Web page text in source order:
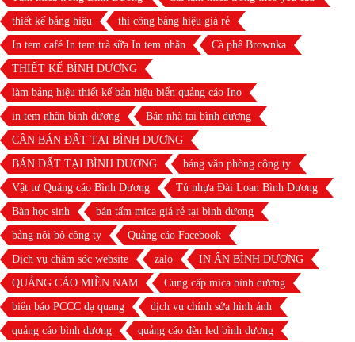
thiết kế bảng hiệu
thi công bảng hiệu giá rẻ
In tem café In tem trà sữa In tem nhãn
Cà phê Brownka
THIẾT KẾ BÌNH DƯƠNG
làm bảng hiệu thiết kế bản hiệu biển quảng cáo Ino
in tem nhãn bình dương
Bán nhà tại bình dương
CẦN BÁN ĐẤT TẠI BÌNH DƯƠNG
BÁN ĐẤT TẠI BÌNH DƯƠNG
bảng văn phòng công ty
Vật tư Quảng cáo Bình Dương
Tủ nhựa Đài Loan Bình Dương
Bàn học sinh
bán tấm mica giá rẻ tại bình dương
bảng nội bộ công ty
Quảng cáo Facebook
Dịch vụ chăm sóc website
zalo
IN ẤN BÌNH DƯƠNG
QUẢNG CÁO MIỀN NAM
Cung cấp mica bình dương
biển báo PCCC dạ quang
dịch vụ chỉnh sửa hình ảnh
quảng cáo bình dương
quảng cáo đèn led bình dương